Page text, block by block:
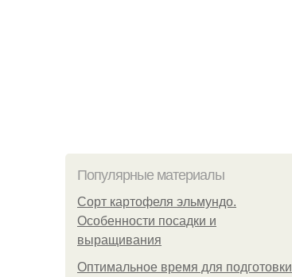
Популярные материалы
Сорт картофеля эльмундо.
Особенности посадки и
выращивания
Оптимальное время для подготовки